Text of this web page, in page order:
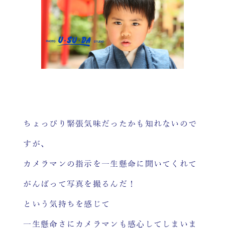
ちょっぴり緊張気味だったかも知れないので
すが、
カメラマンの指示を一生懸命に聞いてくれて
がんばって写真を撮るんだ！
という気持ちを感じて
一生懸命さにカメラマンも感心してしまいま